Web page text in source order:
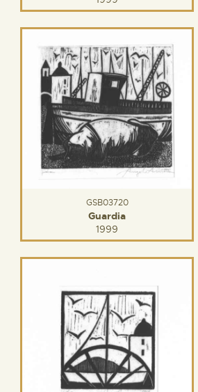
GSB03720
Guardia
1999